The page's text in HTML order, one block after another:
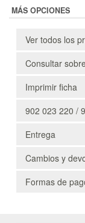
MÁS OPCIONES
Ver todos los
Consultar
Imprimir ficha
902 023 220 /
Entrega
Cambios y
Formas de